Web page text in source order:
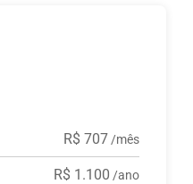
R$ 707 /mês
R$ 1.100 /ano